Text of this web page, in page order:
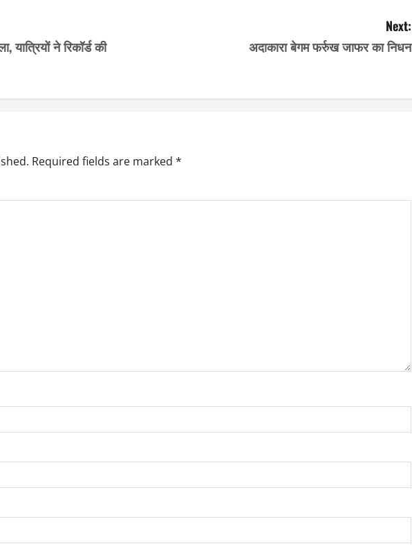
यात्रियों ने रिकॉर्ड की
Next:
अदाकारा बेगम फर्रुख जाफर का निधन
Required fields are marked *